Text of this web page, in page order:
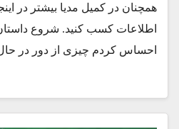
همچنان در کمیل مدیا بیشتر در
اطلاعات کسب کنید. شروع
احساس کردم چیزی از دور در